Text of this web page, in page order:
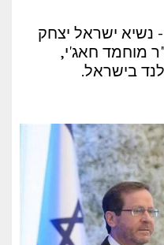
- נשיא ישראל יצחק
מוחמד חאג'י,
בישראל.